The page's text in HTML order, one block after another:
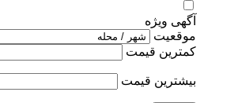
آگهی ویژه
موقعیت
کمترین قیمت
بیشترین قیمت